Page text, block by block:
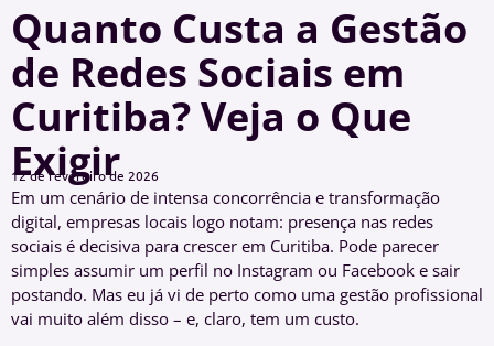
Quanto Custa a Gestão
de Redes Sociais em
Curitiba? Veja o Que
Exigir
12 de fevereiro de 2026
Em um cenário de intensa concorrência e transformação
digital, empresas locais logo notam: presença nas redes
sociais é decisiva para crescer em Curitiba. Pode parecer
simples assumir um perfil no Instagram ou Facebook e sair
postando. Mas eu já vi de perto como uma gestão profissional
vai muito além disso – e, claro, tem um custo.